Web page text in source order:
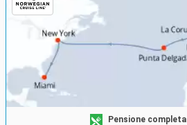
Pensione completa